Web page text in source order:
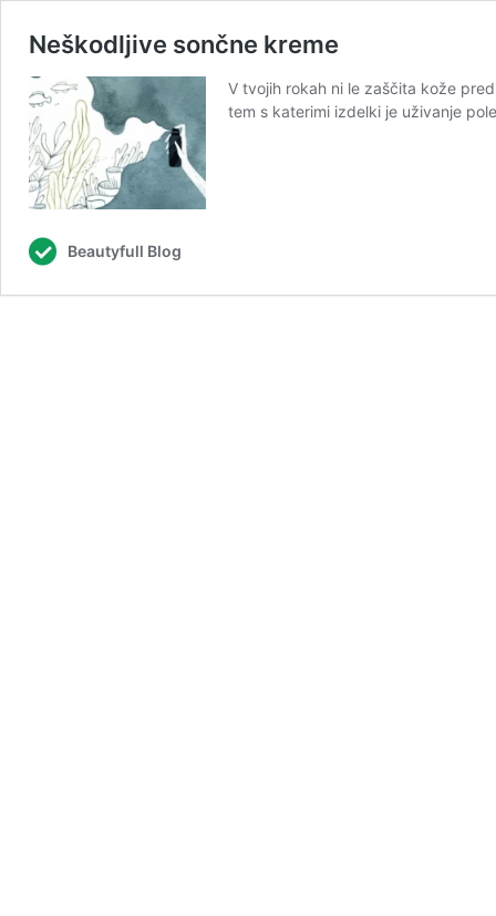
Neškodljive sončne kreme
V tvojih rokah ni le zaščita kože
tem s katerimi izdelki je uživanje
Beautyfull Blog